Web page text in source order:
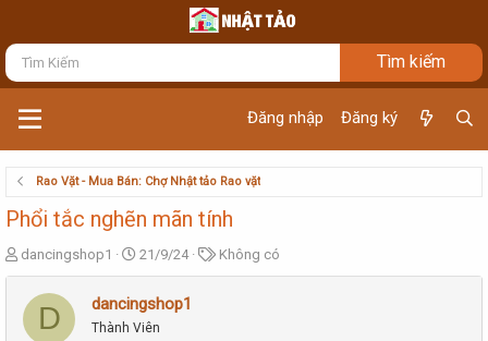
Đăng nhập Đăng ký
Rao Vặt - Mua Bán: Chợ Nhật tảo Rao vặt
Phổi tắc nghẽn mãn tính
T
h
e
a
dancingshop1
N
g
y
g
21/9/24
T
ừ
Không có
D dancingshop1
Thành Viên